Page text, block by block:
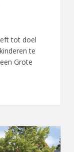
tot doel
te
Grote
2018